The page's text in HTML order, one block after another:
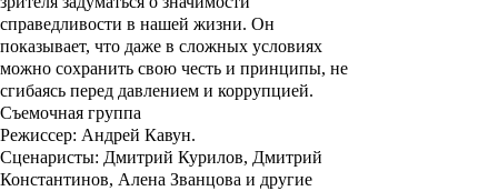
справедливости в нашей жизни. Он
показывает, что даже в сложных условиях
можно сохранить свою честь и принципы, не
сгибаясь перед давлением и коррупцией.
Съемочная группа
Режиссер: Андрей Кавун.
Сценаристы: Дмитрий Курилов, Дмитрий
Константинов, Алена Званцова и другие